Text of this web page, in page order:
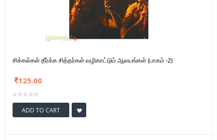
சிக்கல்கள் தீர்க்க சித்தர்கள் வழிகாட்டும் ஆலயங்கள் (பாகம் -2)
125.00
ADD TO CART